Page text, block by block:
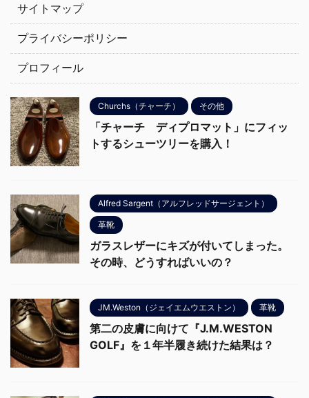
サイトマップ
プライバシーポリシー
プロフィール
Churchs（チャーチ） その他
「チャーチ ディプロマット」にフィッ
トするシューツリーを購入！
Alfred Sargent（アルフレッドサージェント）
革靴
ガラスレザーにキズが付いてしまった。
その時、どうすればいいの？
JM.Weston（ジェイエムウエストン） 革靴
第二の皮膚に向けて『J.M.WESTON
GOLF』を１年半履き続けた結果は？